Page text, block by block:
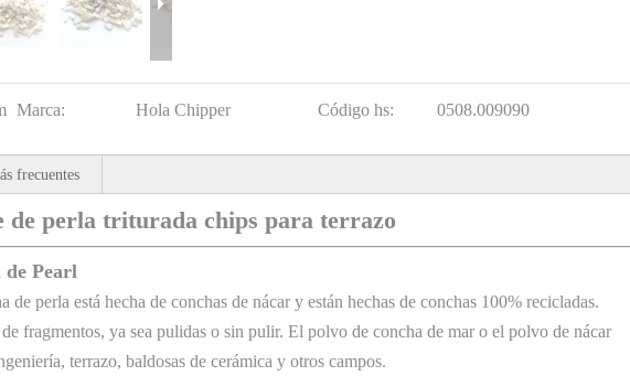
Marca: Hola Chipper Código hs: 0508.009090
frecuentes
de perla triturada chips para terrazo
Pearl
perla está hecha de conchas de nácar y están hechas de conchas 100% recicladas.
fragmentos, ya sea pulidas o sin pulir. El polvo de concha de mar o el polvo de nácar
terrazo, baldosas de cerámica y otros campos.